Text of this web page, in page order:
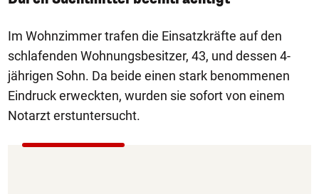
Im Wohnzimmer trafen die Einsatzkräfte auf den
schlafenden Wohnungsbesitzer, 43, und dessen 4-
jährigen Sohn. Da beide einen stark benommenen
Eindruck erweckten, wurden sie sofort von einem
Notarzt erstuntersucht.